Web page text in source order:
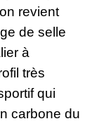
revient
de selle
à
très
qui
carbone du